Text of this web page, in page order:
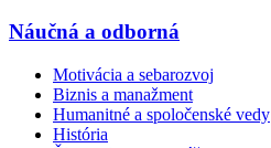
Náučná a odborná
Motivácia a sebarozvoj
Biznis a manažment
Humanitné a spoločenské vedy
História